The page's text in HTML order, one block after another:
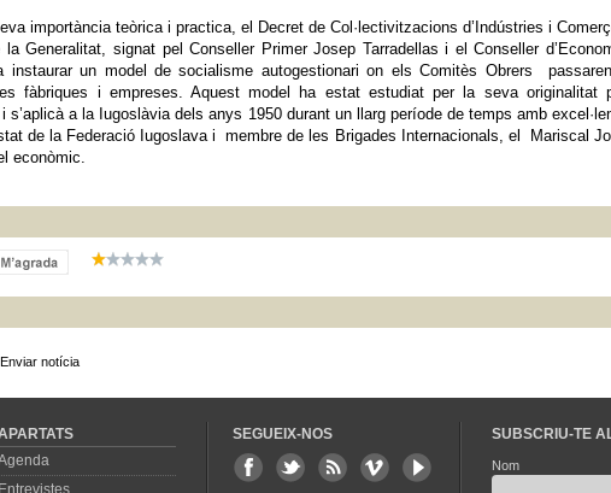
importància teòrica i practica, el Decret de Col·lectivitzacions d’Indústries i
Generalitat, signat pel Conseller Primer Josep Tarradellas i el Conseller
instaurar un model de socialisme autogestionari on els Comitès Obrers
fàbriques i empreses. Aquest model ha estat estudiat per la seva originalitat
a la Iugoslàvia dels anys 1950 durant un llarg període de temps amb
de la Federació Iugoslava i membre de les Brigades Internacionals, el Mariscal
econòmic.
Enviar notícia
Entrevistes
SEGUEIX-NOS SUBSCRIU-TE
Nom